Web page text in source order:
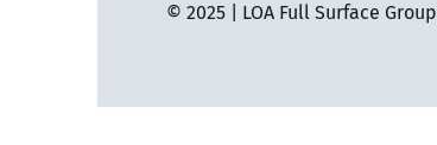
© 2025 | LOA Full Surface Group